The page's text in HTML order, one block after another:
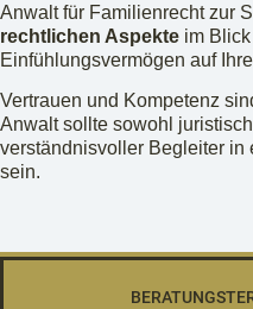
Anwalt für Familienrecht zur
rechtlichen Aspekte im
Einfühlungsvermögen auf
Vertrauen und Kompetenz
Anwalt sollte sowohl
verständnisvoller Begleiter
sein.